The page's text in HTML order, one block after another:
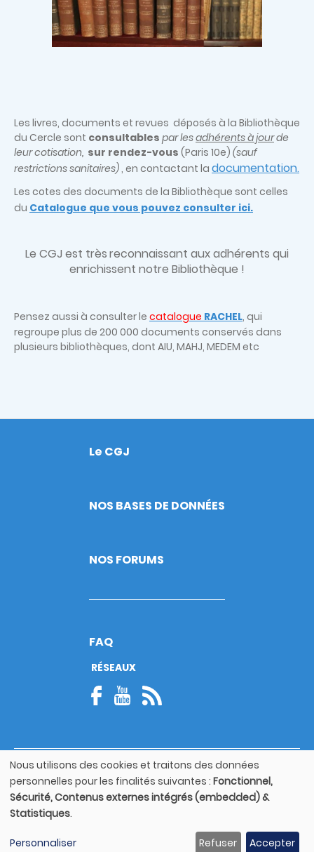
Les livres, documents et revues déposés à la Bibliothèque
du Cercle sont consultables par lesadhérents à jourde
leur cotisation, sur rendez-vous (Paris 10e) (sauf
restrictions sanitaires), en contactant la documentation.
Les cotes des documents de la Bibliothèque sont celles
du Catalogue que vous pouvez consulter ici.
Le CGJ est trèsreconnaissant aux adhérents qui
enrichissent notre Bibliothèque !
Pensez aussi à consulter le catalogue RACHEL, qui
regroupe plus de 200 000 documents conservés dans
plusieurs bibliothèques, dont AIU, MAHJ, MEDEM etc
Footer
Le CGJ
NOS BASES DE DONNÉES
NOS FORUMS
FAQ
RÉSEAUX
© Copyright 2026
Footer
bottom
Mentions légales
Utilisation
des
données
personnelles
et
Nous utilisons des cookies et traitons des données
personnelles pour les finalités suivantes : Fonctionnel,
Sécurité, Contenus externes intégrés (embedded) &
Statistiques.
Personnaliser Refuser Accepter